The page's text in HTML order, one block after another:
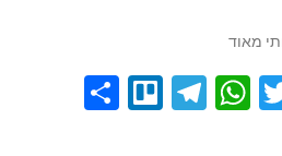
מאוד
Twitter
WhatsApp
Telegram
Trello